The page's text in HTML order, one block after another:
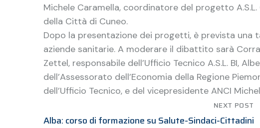
Michele Caramella, coordinatore del progetto
della Città di Cuneo.
Dopo la presentazione dei progetti, è prevista
aziende sanitarie. A moderare il dibattito sarà
Zettel, responsabile dell’Ufficio Tecnico A.S.L. BI,
dell’Assessorato dell’Economia della Regione
dell’Ufficio Tecnico, e del vicepresidente ANCI
NEXT POST
Alba: corso di formazione su Salute-Sindaci-Cittadini